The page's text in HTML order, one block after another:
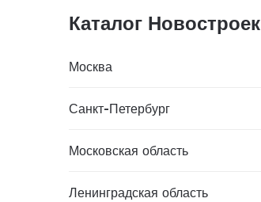
Каталог Новостроек
Москва
Санкт-Петербург
Московская область
Ленинградская область